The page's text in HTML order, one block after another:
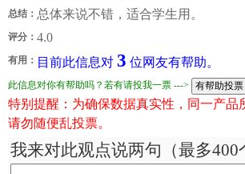
总结： 总体来说不错，适合学生用。
评分： 4.0
有用： 目前此信息对 3 位网友有帮助。
此信息对你有帮助吗？若有请投我一票 --->
特别提醒：为确保数据真实性，同一产
请勿随便乱投票。
我来对此观点说两句（最多400